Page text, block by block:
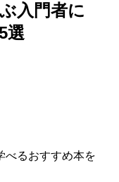
入門者に
選
べるおすすめ本を